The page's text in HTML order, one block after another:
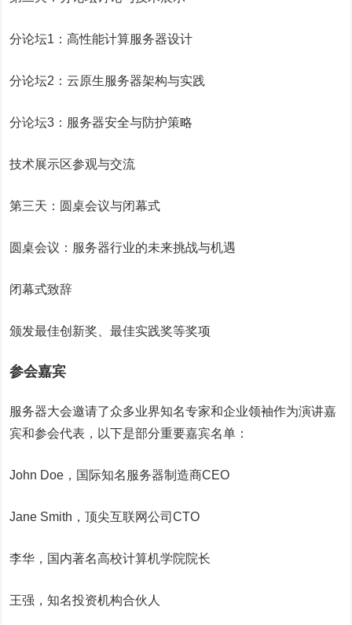
分论坛1：高性能计算服务器设计
分论坛2：云原生服务器架构与实践
分论坛3：服务器安全与防护策略
技术展示区参观与交流
第三天：圆桌会议与闭幕式
圆桌会议：服务器行业的未来挑战与机遇
闭幕式致辞
颁发最佳创新奖、最佳实践奖等奖项
参会嘉宾
服务器大会邀请了众多业界知名专家和企业领袖作为演讲嘉
宾和参会代表，以下是部分重要嘉宾名单：
John Doe，国际知名服务器制造商CEO
Jane Smith，顶尖互联网公司CTO
李华，国内著名高校计算机学院院长
王强，知名投资机构合伙人